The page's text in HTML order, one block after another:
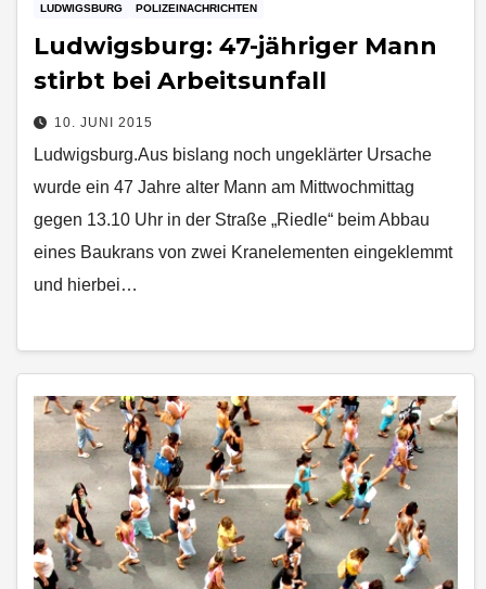
LUDWIGSBURG POLIZEINACHRICHTEN
Ludwigsburg: 47-jähriger Mann
stirbt bei Arbeitsunfall
10. JUNI 2015
Ludwigsburg.Aus bislang noch ungeklärter Ursache
wurde ein 47 Jahre alter Mann am Mittwochmittag
gegen 13.10 Uhr in der Straße „Riedle“ beim Abbau
eines Baukrans von zwei Kranelementen eingeklemmt
und hierbei…